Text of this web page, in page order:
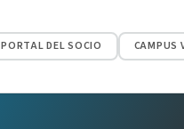
PORTAL DEL SOCIO CAMPUS